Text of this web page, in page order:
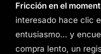
Fricción en el
interesado hace clic
entusiasmo… y
compra lento, un